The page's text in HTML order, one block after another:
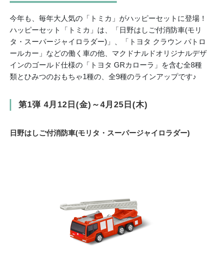
今年も、毎年大人気の「トミカ」がハッピーセットに登場！
ハッピーセット「トミカ」は、「日野はしご付消防車(モリ
タ・スーパージャイロラダー)」、「トヨタ クラウン パトロ
ールカー」などの働く車の他、マクドナルドオリジナルデザ
インのゴールド仕様の「トヨタ GRカローラ」を含む全8種
類とひみつのおもちゃ1種の、全9種のラインアップです♪
第1弾 4月12日(金)～4月25日(木)
日野はしご付消防車(モリタ・スーパージャイロラダー)